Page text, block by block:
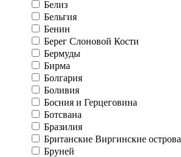
Белиз
Бельгия
Бенин
Берег Слоновой Кости
Бермуды
Бирма
Болгария
Боливия
Босния и Герцеговина
Ботсвана
Бразилия
Британские Виргинские острова
Бруней